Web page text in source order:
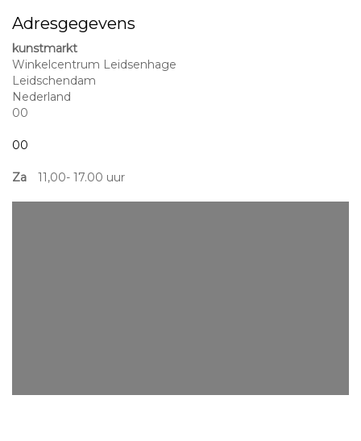
Adresgegevens
kunstmarkt
Winkelcentrum Leidsenhage
Leidschendam
Nederland
00
00
Za 11,00- 17.00 uur